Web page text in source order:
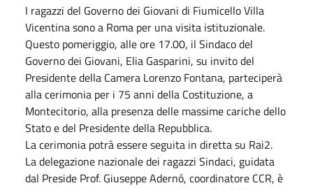
I ragazzi del Governo dei Giovani di Fiumicello Villa
Vicentina sono a Roma per una visita istituzionale.
Questo pomeriggio, alle ore 17.00, il Sindaco del
Governo dei Giovani, Elia Gasparini, su invito del
Presidente della Camera Lorenzo Fontana, parteciperà
alla cerimonia per i 75 anni della Costituzione, a
Montecitorio, alla presenza delle massime cariche dello
Stato e del Presidente della Repubblica.
La cerimonia potrà essere seguita in diretta su Rai2.
La delegazione nazionale dei ragazzi Sindaci, guidata
dal Preside Prof. Giuseppe Adernó, coordinatore CCR, è